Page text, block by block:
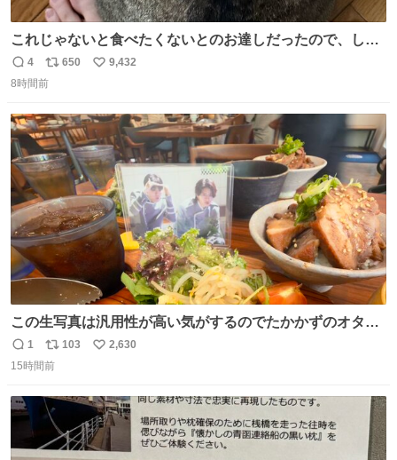
これじゃないと食べたくないとのお達しだったので、しっ
ぽ置き場係になっている
返
信
4
リ
ポ
ト
数
650
い
数
9,432
8時間前
この生写真は汎用性が高い気がするのでたかかずのオタク
は絶対買った方が良いw
返
信
1
リ
ポ
ト
数
103
い
数
2,630
15時間前